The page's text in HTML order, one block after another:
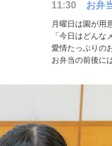
11:30 お弁
月曜日は園が用
「今日はどんな
愛情たっぷりの
お弁当の前後に